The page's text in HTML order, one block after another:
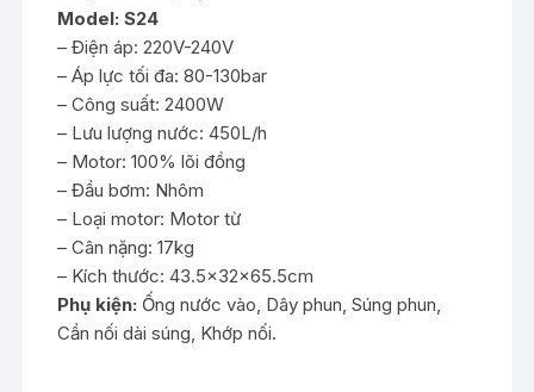
Model: S24
– Điện áp: 220V-240V
– Áp lực tối đa: 80-130bar
– Công suất: 2400W
– Lưu lượng nước: 450L/h
– Motor: 100% lõi đồng
– Đầu bơm: Nhôm
– Loại motor: Motor từ
– Cân nặng: 17kg
– Kích thước: 43.5x32x65.5cm
Phụ kiện: Ống nước vào, Dây phun, Súng phun,
Cần nối dài súng, Khớp nối.